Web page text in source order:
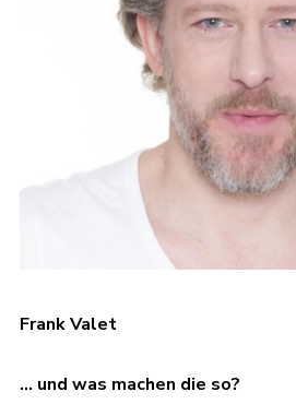
Frank Valet
… und was machen die so?